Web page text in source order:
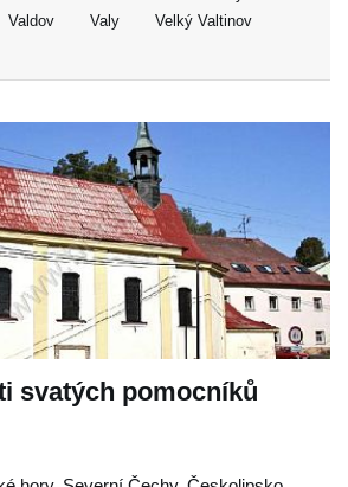
Valdov Valy
Velký Valtinov
svatých pomocníků